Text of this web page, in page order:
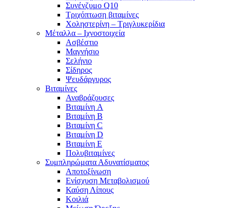
Συνένζυμο Q10
Τριχόπτωση βιταμίνες
Χοληστερίνη – Τριγλυκερίδια
Μέταλλα – Ιχνοστοιχεία
Ασβέστιο
Μαγνήσιο
Σελήνιο
Σίδηρος
Ψευδάργυρος
Βιταμίνες
Αναβράζουσες
Βιταμίνη A
Βιταμίνη B
Βιταμίνη C
Βιταμίνη D
Βιταμίνη E
Πολυβιταμίνες
Συμπληρώματα Αδυνατίσματος
Αποτοξίνωση
Ενίσχυση Μεταβολισμού
Καύση Λίπους
Κοιλιά